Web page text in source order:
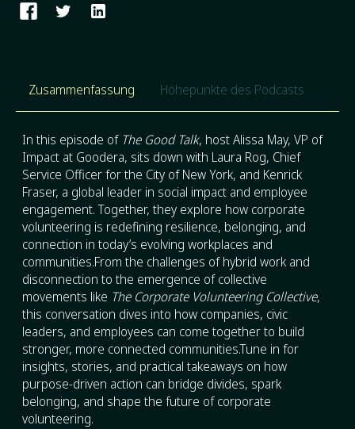
Zusammenfassung Höhepunkte des Podcasts
In this episode of The Good Talk, host Alissa May, VP of
Impact at Goodera, sits down with Laura Rog, Chief
Service Officer for the City of New York, and Kenrick
Fraser, a global leader in social impact and employee
engagement. Together, they explore how corporate
volunteering is redefining resilience, belonging, and
connection in today’s evolving workplaces and
communities.From the challenges of hybrid work and
disconnection to the emergence of collective
movements like The Corporate Volunteering Collective,
this conversation dives into how companies, civic
leaders, and employees can come together to build
stronger, more connected communities.Tune in for
insights, stories, and practical takeaways on how
purpose-driven action can bridge divides, spark
belonging, and shape the future of corporate
volunteering.